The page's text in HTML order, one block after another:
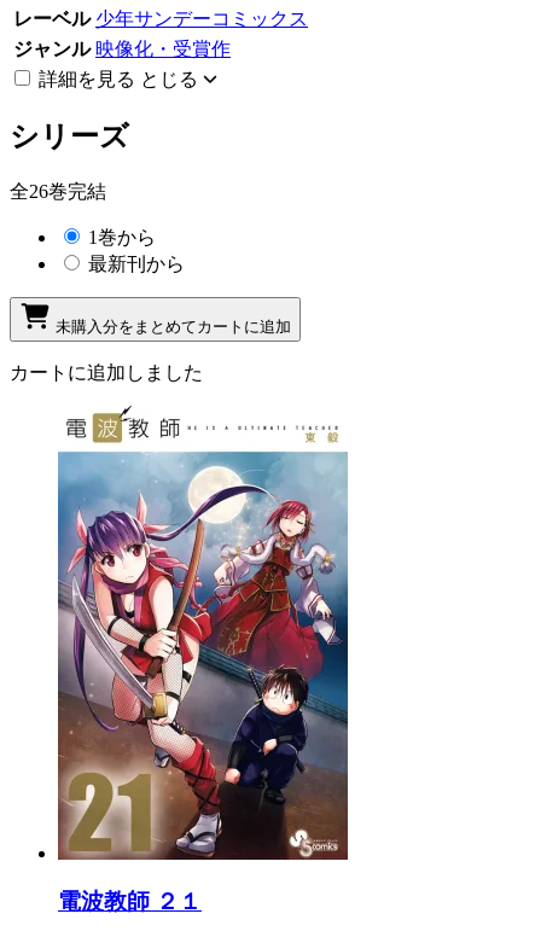
レーベル 少年サンデーコミックス
ジャンル 映像化・受賞作
詳細を見る とじる
シリーズ
全26巻完結
1巻から
最新刊から
未購入分をまとめてカートに追加
カートに追加しました
電波教師 ２１